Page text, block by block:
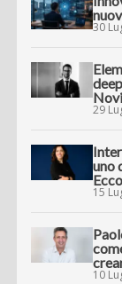
30
29
uno
15
10